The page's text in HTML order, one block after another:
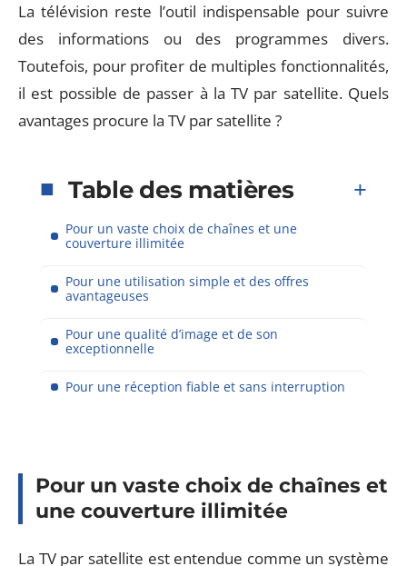
La télévision reste l’outil indispensable pour suivre
des informations ou des programmes divers.
Toutefois, pour profiter de multiples fonctionnalités,
il est possible de passer à la TV par satellite. Quels
avantages procure la TV par satellite ?
Table des matières
Pour un vaste choix de chaînes et une
couverture illimitée
Pour une utilisation simple et des offres
avantageuses
Pour une qualité d’image et de son
exceptionnelle
Pour une réception fiable et sans interruption
Pour un vaste choix de chaînes et
une couverture illimitée
La TV par satellite est entendue comme un système